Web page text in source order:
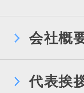
会社概
代表挨